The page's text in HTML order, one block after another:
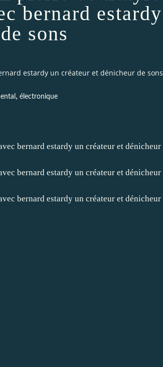
bernard estardy
sons
estardy un créateur et dénicheur de sons
, électronique